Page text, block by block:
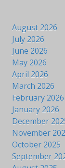
August 2026
July 2026
June 2026
May 2026
April 2026
March 2026
February 2026
January 2026
December
November
October 2025
September